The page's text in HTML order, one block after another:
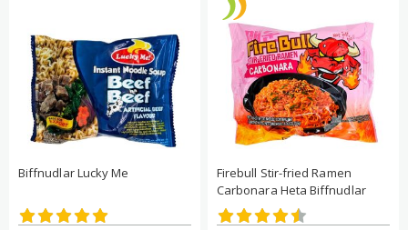
Biffnudlar Lucky Me
Betygsatt
5.00
av 5
Firebull Stir-fried Ramen
Carbonara Heta Biffnudlar
Betygsatt
4.50
av 5